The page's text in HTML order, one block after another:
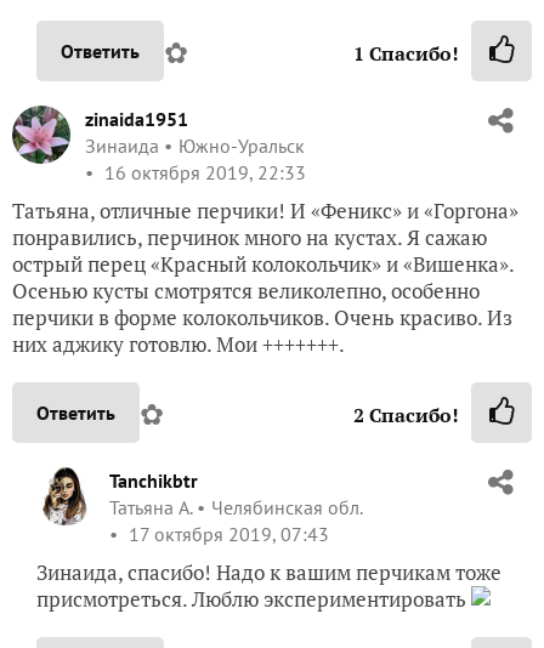
Ответить ✿ 1 Спасибо!
zinaida1951
Зинаида
Южно-Уральск
16 октября 2019, 22:33
Татьяна, отличные перчики! И «Феникс» и «Горгона»
понравились, перчинок много на кустах. Я сажаю
острый перец «Красный колокольчик» и «Вишенка».
Осенью кусты смотрятся великолепно, особенно
перчики в форме колокольчиков. Очень красиво. Из
них аджику готовлю. Мои +++++++.
Ответить ✿ 2 Спасибо!
Tanchikbtr
Татьяна А.
Челябинская обл.
17 октября 2019, 07:43
Зинаида, спасибо! Надо к вашим перчикам тоже
присмотреться. Люблю экспериментировать